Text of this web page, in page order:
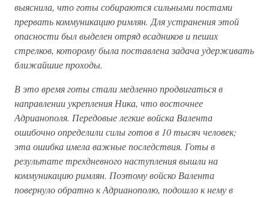
выяснила, что готы собираются сильными постами
прервать коммуникацию римлян. Для устранения этой
опасности был выделен отряд всадников и пеших
стрелков, которому была поставлена задача удерживать
ближайшие проходы.
В это время готы стали медленно продвигаться в
направлении укрепления Ника, что восточнее
Адрианополя. Передовые легкие войска Валента
ошибочно определили силы готов в 10 тысяч человек;
эта ошибка имела важные последствия. Готы в
результате трехдневного наступления вышли на
коммуникацию римлян. Поэтому войско Валента
повернуло обратно к Адрианополю, подошло к нему в